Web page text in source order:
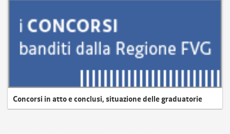
Concorsi in atto e conclusi, situazione delle graduatorie